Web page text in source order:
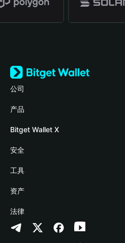
公司
关于 Bitget Wallet
博客
学院
加密资讯
帮助中心
联系我们
品牌资源
产品
加密卡
稳定币理财
Payfi Crypto
Crypto Swap API
山寨季指数
预测市场
Bitget Wallet X
开发者文档
接入钱包
Bitget Wallet Pay
合作上架
安全
风险保障基金
安全防护技术
工具
快捷买币
授权检测
合约检测
资产
Arbitrum
Avalanche
法律
隐私协议